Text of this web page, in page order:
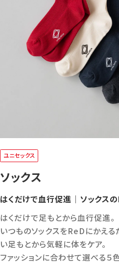
ユニセックス
ソックス
はくだけで血行促進｜ソックス
はくだけで足もとから血行促進。
いつものソックスをReDにかえ
い足もとから気軽に体をケア。
ファッションに合わせて選べる５